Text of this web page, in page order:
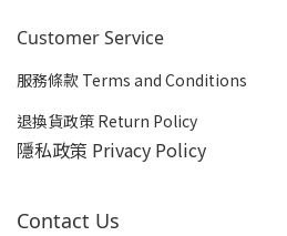
Customer Service
服務條款 Terms and Conditions
退換貨政策 Return Policy
隱私政策 Privacy Policy
Contact Us